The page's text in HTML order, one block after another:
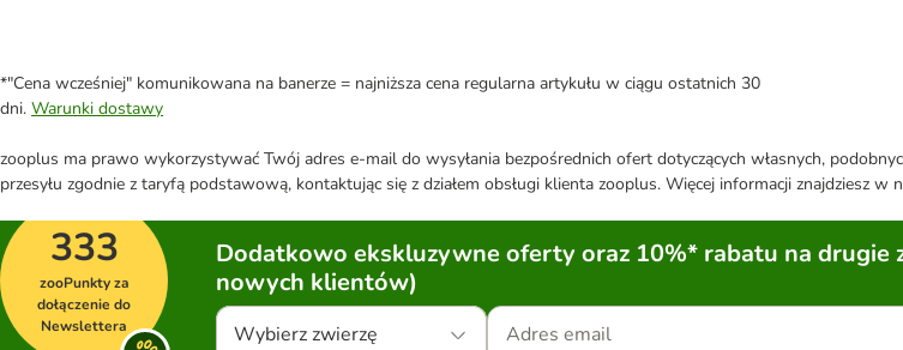
*"Cena wcześniej" komunikowana na banerze = najniższa cena regularna artykułu w ciągu ostatnich 30
dni. Warunki dostawy
zooplus ma prawo wykorzystywać Twój adres e-mail do wysyłania bezpośrednich ofert dotyczących własnych,
przesyłu zgodnie z taryfą podstawową, kontaktując się z działem obsługi klienta zooplus. Więcej informacji znajdziesz w
333
zooPunkty za
dołączenie do
Newslettera
Dodatkowo ekskluzywne oferty oraz 10%* rabatu na drugie
nowych klientów)
Wybierz zwierzę